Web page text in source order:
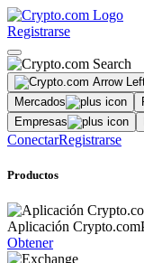
Registrarse
Mercados
Empresas
ConectarRegistrarse
Productos
Aplicación Crypto.com
Obtener